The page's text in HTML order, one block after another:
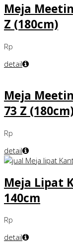
Meja
Z (180cm)
Rp
detail
Meja
73 Z
Rp
detail
Meja Lipat
140cm
Rp
detail